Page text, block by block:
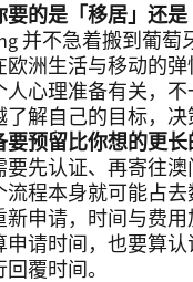
的是「移居」还是
并不急着搬到葡萄
欧洲生活与移动的
人心理准备有关，
解自己的目标，决
预留比你想的更长
要先认证、再寄往
流程本身就可能占
新申请，时间与费
申请时间，也要算
覆时间。